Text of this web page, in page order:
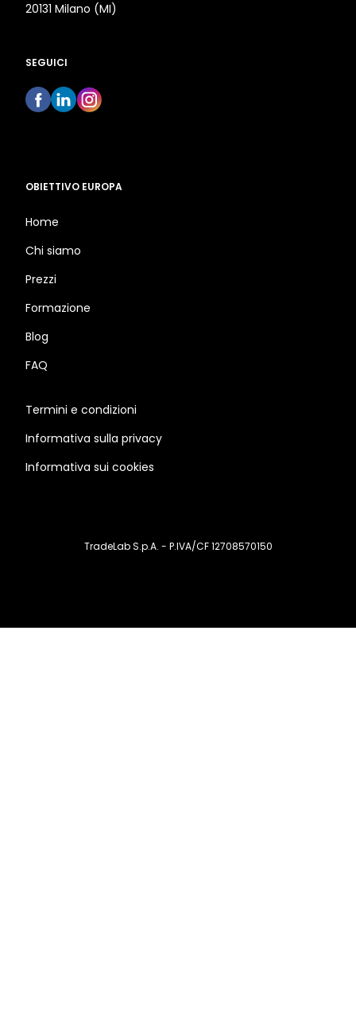
20131 Milano (MI)
SEGUICI
OBIETTIVO EUROPA
Home
Chi siamo
Prezzi
Formazione
Blog
FAQ
Termini e condizioni
Informativa sulla privacy
Informativa sui cookies
TradeLab S.p.A. - P.IVA/CF 12708570150